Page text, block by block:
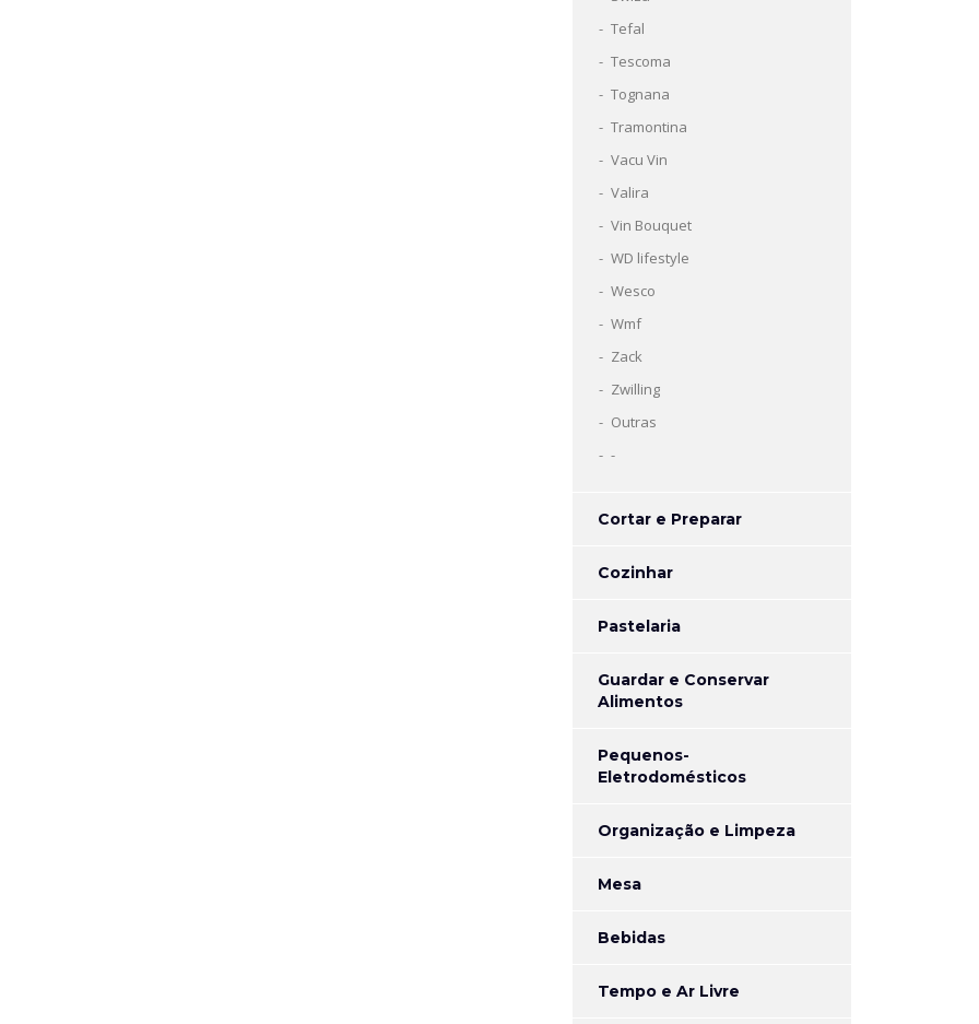
Tefal
Tescoma
Tognana
Tramontina
Vacu Vin
Valira
Vin Bouquet
WD lifestyle
Wesco
Wmf
Zack
Zwilling
Outras
-
Cortar e Preparar
Cozinhar
Pastelaria
Guardar e Conservar
Alimentos
Pequenos-
Eletrodomésticos
Organização e Limpeza
Mesa
Bebidas
Tempo e Ar Livre